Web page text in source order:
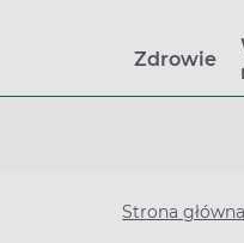
Zdrowie
Strona główna